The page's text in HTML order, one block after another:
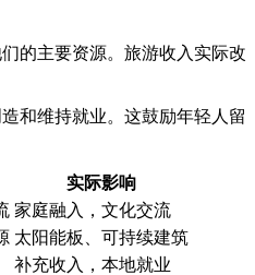
的主要资源。旅游收入实际改
和维持就业。这鼓励年轻人留
实际影响
家庭融入，文化交流
太阳能板、可持续建筑
补充收入，本地就业